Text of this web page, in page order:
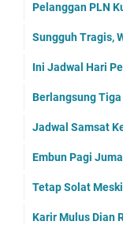
Pelanggan PLN
Sungguh Tragis,
Ini Jadwal Hari
Berlangsung
Jadwal Samsat
Embun Pagi
Tetap Solat
Karir Mulus Dian